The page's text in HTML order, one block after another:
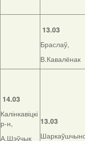
13.03
Браслаў,
В.Кавалёнак
14.03
Калінкавіцкі
р-н,
А.Шэўчык
13.03